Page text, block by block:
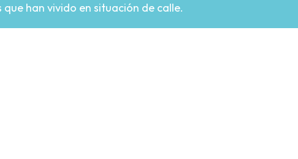
han vivido en situación de calle.